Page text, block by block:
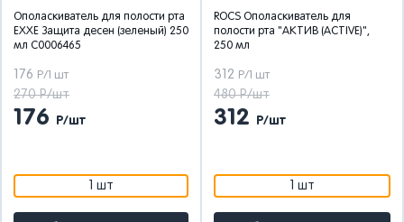
Ополаскиватель для полости рта
EXXE Защита десен (зеленый) 250
мл С0006465
176 Р/1 шт
270 Р/шт
176 Р/шт
1 шт
ROCS Ополаскиватель для
полости рта "АКТИВ (ACTIVE)",
250 мл
312 Р/1 шт
480 Р/шт
312 Р/шт
1 шт